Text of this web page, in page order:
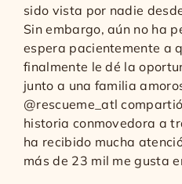
sido vista por nadie
Sin embargo, aún no ha
espera pacientemente a
finalmente le dé la
junto a una familia
@rescueme_atl
historia conmovedora a
ha recibido mucha
más de 23 mil me gusta